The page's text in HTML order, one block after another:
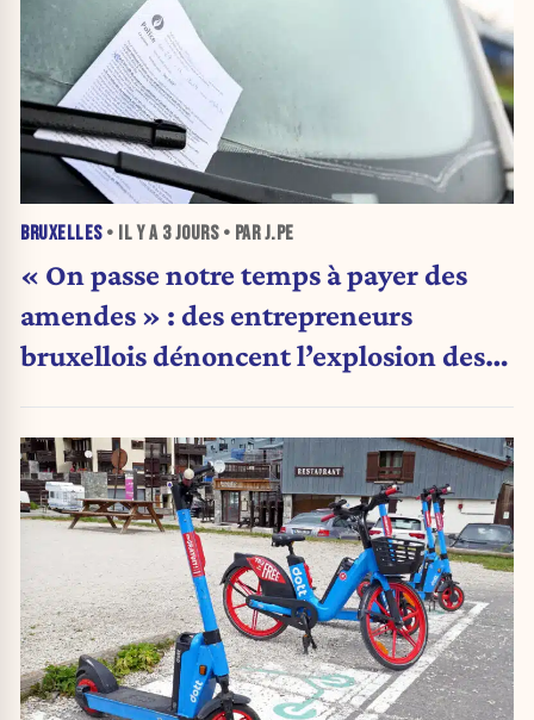
BRUXELLES• IL Y A 3 JOURS• PAR J.PE
« On passe notre temps à payer des
amendes » : des entrepreneurs
bruxellois dénoncent l’explosion des